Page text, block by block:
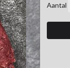
Aantal